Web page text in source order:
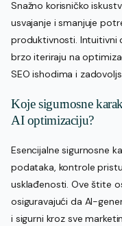
Snažno korisničko
usvajanje i smanjuje
produktivnosti. Intuitivni
brzo iteriraju na
SEO ishodima i
Koje sigurnosne
AI optimizaciju?
Esencijalne sigurnosne
podataka, kontrole
usklađenosti. Ove štite
osiguravajući da AI-
i sigurni kroz sve